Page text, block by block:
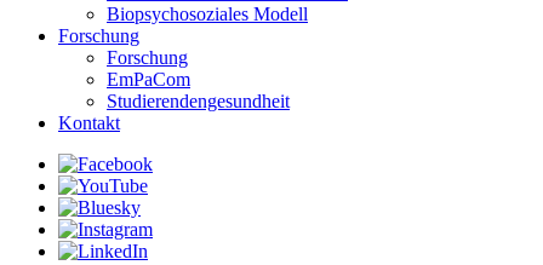
Biopsychosoziales Modell
Forschung
Forschung
EmPaCom
Studierendengesundheit
Kontakt